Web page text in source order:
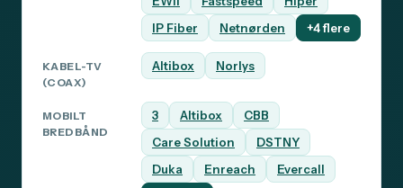
IP Fiber
Netnørden +4 flere
KABEL-TV
(COAX)
Altibox Norlys
MOBILT
BREDBÅND
3 Altibox
CBB
Care Solution
DSTNY
Duka
Enreach
Evercall